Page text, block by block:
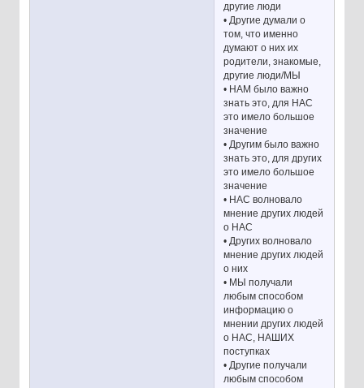
другие люди
• Другие думали о
том, что именно
думают о них их
родители, знакомые,
другие люди/МЫ
• НАМ было важно
знать это, для НАС
это имело большое
значение
• Другим было важно
знать это, для других
это имело большое
значение
• НАС волновало
мнение других людей
о НАС
• Других волновало
мнение других людей
о них
• МЫ получали
любым способом
информацию о
мнении других людей
о НАС, НАШИХ
поступках
• Другие получали
любым способом